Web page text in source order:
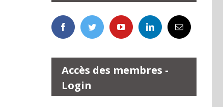
Accès des membres -
Login